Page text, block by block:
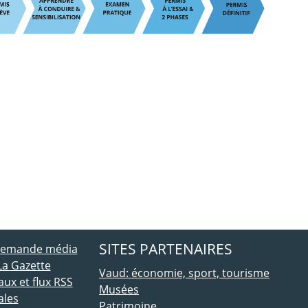
média
Gazette
et flux RSS
SITES PARTENAIRES
Vaud: économie, sport, tourisme
Musées